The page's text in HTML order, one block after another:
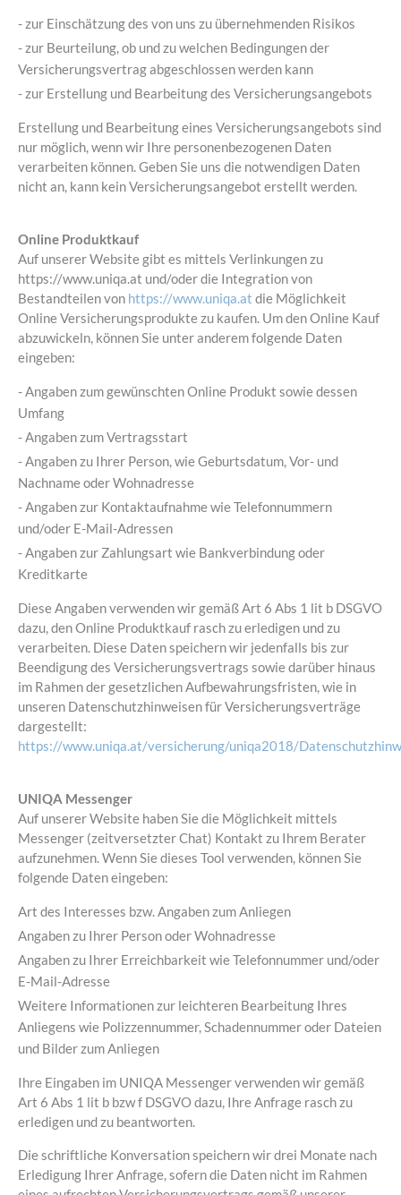
- zur Einschätzung des von uns zu übernehmenden Risikos
- zur Beurteilung, ob und zu welchen Bedingungen der
Versicherungsvertrag abgeschlossen werden kann
- zur Erstellung und Bearbeitung des Versicherungsangebots
Erstellung und Bearbeitung eines Versicherungsangebots sind
nur möglich, wenn wir Ihre personenbezogenen Daten
verarbeiten können. Geben Sie uns die notwendigen Daten
nicht an, kann kein Versicherungsangebot erstellt werden.
Online Produktkauf
Auf unserer Website gibt es mittels Verlinkungen zu
https://www.uniqa.at und/oder die Integration von
Bestandteilen von https://www.uniqa.at die Möglichkeit
Online Versicherungsprodukte zu kaufen. Um den Online Kauf
abzuwickeln, können Sie unter anderem folgende Daten
eingeben:
- Angaben zum gewünschten Online Produkt sowie dessen
Umfang
- Angaben zum Vertragsstart
- Angaben zu Ihrer Person, wie Geburtsdatum, Vor- und
Nachname oder Wohnadresse
- Angaben zur Kontaktaufnahme wie Telefonnummern
und/oder E-Mail-Adressen
- Angaben zur Zahlungsart wie Bankverbindung oder
Kreditkarte
Diese Angaben verwenden wir gemäß Art 6 Abs 1 lit b DSGVO
dazu, den Online Produktkauf rasch zu erledigen und zu
verarbeiten. Diese Daten speichern wir jedenfalls bis zur
Beendigung des Versicherungsvertrags sowie darüber hinaus
im Rahmen der gesetzlichen Aufbewahrungsfristen, wie in
unseren Datenschutzhinweisen für Versicherungsverträge
dargestellt:
https://www.uniqa.at/versicherung/uniqa2018/
UNIQA Messenger
Auf unserer Website haben Sie die Möglichkeit mittels
Messenger (zeitversetzter Chat) Kontakt zu Ihrem Berater
aufzunehmen. Wenn Sie dieses Tool verwenden, können Sie
folgende Daten eingeben:
Art des Interesses bzw. Angaben zum Anliegen
Angaben zu Ihrer Person oder Wohnadresse
Angaben zu Ihrer Erreichbarkeit wie Telefonnummer und/oder
E-Mail-Adresse
Weitere Informationen zur leichteren Bearbeitung Ihres
Anliegens wie Polizzennummer, Schadennummer oder Dateien
und Bilder zum Anliegen
Ihre Eingaben im UNIQA Messenger verwenden wir gemäß
Art 6 Abs 1 lit b bzw f DSGVO dazu, Ihre Anfrage rasch zu
erledigen und zu beantworten.
Die schriftliche Konversation speichern wir drei Monate nach
Erledigung Ihrer Anfrage, sofern die Daten nicht im Rahmen